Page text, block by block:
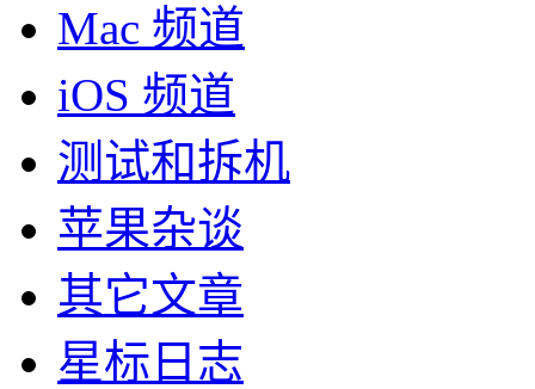
Mac 频道
iOS 频道
测试和拆机
苹果杂谈
其它文章
星标日志